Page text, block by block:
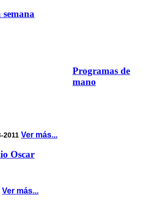
semana
Programas de
mano
2011 Ver más...
Oscar
Ver más...